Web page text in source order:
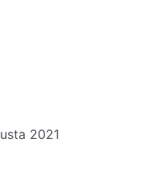
2021